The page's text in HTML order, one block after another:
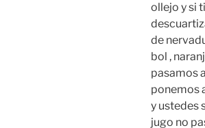
ollejo y si
de
bol ,
pasamos
ponemos
y ustedes
jugo no